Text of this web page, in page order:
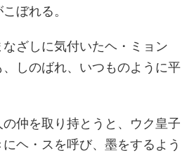
ぼれる。
ざしに気付いたヘ・ミョン
しのばれ、いつものように平
仲を取り持とうと、ウク皇子
ヘ・スを呼び、墨をするよう